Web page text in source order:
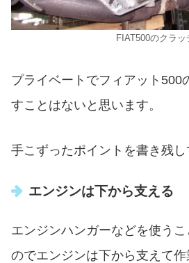
FIAT500のクラッ
プライベートでフィアット500
すことはないと思います。
手こずったポイントを書き残し
エンジンは下から支える
エンジンハンガーなどを使う
のでエンジンは下から支えて作